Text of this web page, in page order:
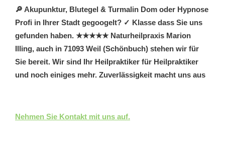
🔎 Akupunktur, Blutegel & Turmalin Dom oder Hypnose
Profi in Ihrer Stadt gegoogelt? ✓ Klasse dass Sie uns
gefunden haben. ★★★★★ Naturheilpraxis Marion
Illing, auch in 71093 Weil (Schönbuch) stehen wir für
Sie bereit. Wir sind Ihr Heilpraktiker für Heilpraktiker
und noch einiges mehr. Zuverlässigkeit macht uns aus
Nehmen Sie Kontakt mit uns auf.